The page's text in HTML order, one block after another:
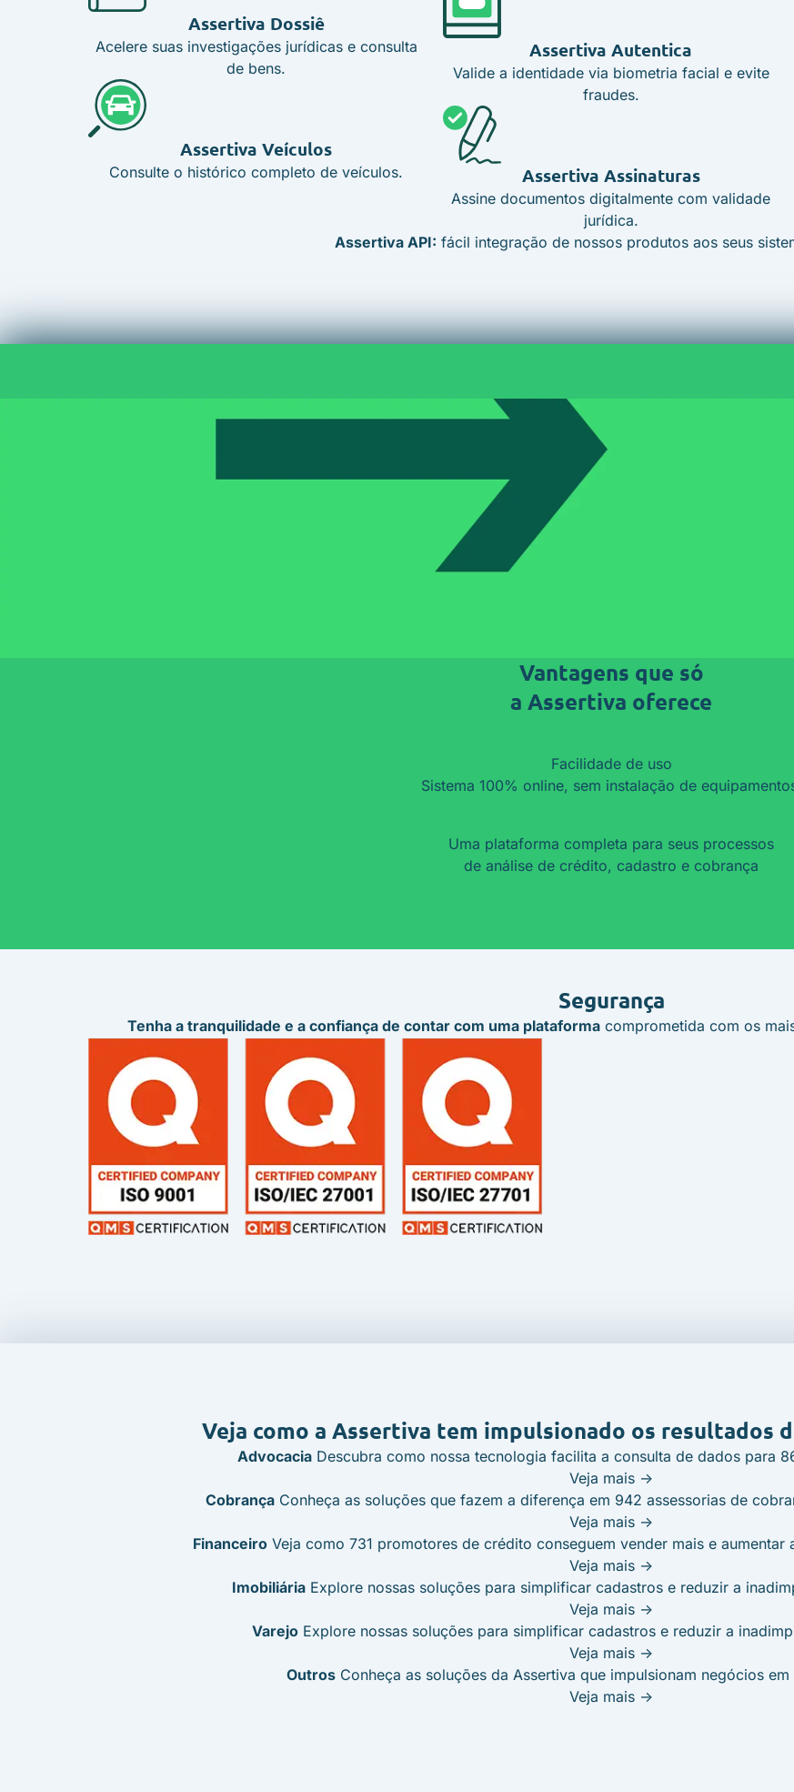
Assertiva Dossiê
Acelere suas investigações jurídicas e consulta
de bens.
Assertiva Veículos
Consulte o histórico completo de veículos.
Assertiva Autentica
Valide a identidade via biometria facial e evite
fraudes.
Assertiva Assinaturas
Assine documentos digitalmente com validade
jurídica.
Assertiva API: fácil integração de nossos produtos aos seus
Vantagens que só
a Assertiva oferece
Facilidade de uso
Sistema 100% online, sem instalação de
Uma plataforma completa para seus processos
de análise de crédito, cadastro e cobrança
Segurança
Tenha a tranquilidade e a confiança de contar com uma plataformacomprometida com os
Veja como a Assertiva tem impulsionado os resultados
AdvocaciaDescubra como nossa tecnologia facilita a consulta de dados para
Veja mais ->
CobrançaConheça as soluções que fazem a diferença em 942 assessorias de
Veja mais ->
Financeiro Veja como 731 promotores de crédito conseguem vender mais e aumentar
Veja mais ->
ImobiliáriaExplore nossas soluções para simplificar cadastros e reduzir a
Veja mais ->
VarejoExplore nossas soluções para simplificar cadastros e reduzir a
Veja mais ->
Outros ​Conheça as soluções da Assertiva que impulsionam negócios
Veja mais ->